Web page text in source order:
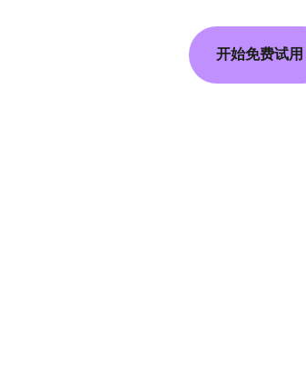
开始免费试用